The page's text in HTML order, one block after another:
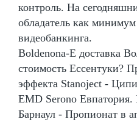
контроль. На
обладатель как
видеобанкинга.
Boldenona-E доставка
стоимость Ессентуки?
эффекта Stanoject -
EMD Serono
Барнаул - Пропионат в